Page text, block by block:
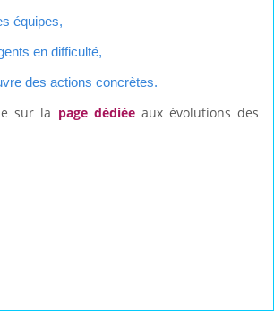
équipes,
en difficulté,
des actions concrètes.
sur la page dédiéeaux évolutions des